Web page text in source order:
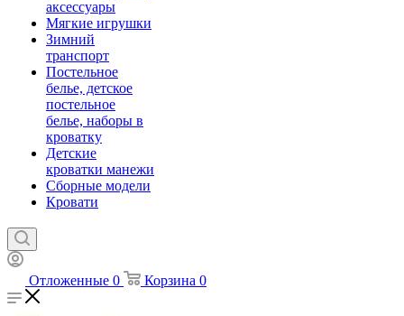
аксессуары
Мягкие игрушки
Зимний
транспорт
Постельное
белье, детское
постельное
белье, наборы в
кроватку
Детские
кроватки манежи
Сборные модели
Кровати
Отложенные 0 Корзина 0